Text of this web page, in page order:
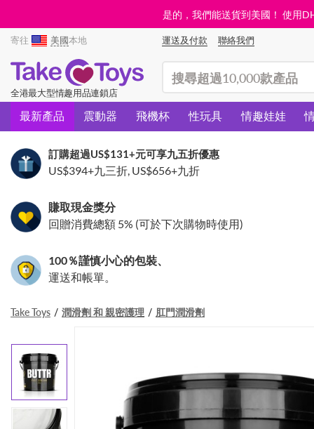
是的，我們能送貨到美國！ 使用
寄往 美國本地 運送及付款 聯絡我們
全港最大型情趣用品連鎖店
最新產品 震動器 飛機杯 性玩具 情趣娃娃
訂購超過US$131+元可享九五折優惠
US$394+九三折, US$656+九折
賺取現金獎分
回贈消費總額 5% (可於下次購物時使用)
100％謹慎小心的包裝、
運送和帳單。
Take Toys 潤滑劑 和 親密護理 肛門潤滑劑